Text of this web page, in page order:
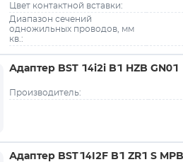
Цвет контактной вставки:
Диапазон сечений
одножильных проводов, мм
кв.:
Адаптер BST 14i2i B1 HZB GN01
Производитель:
Адаптер BST14I2F B1 ZR1 S